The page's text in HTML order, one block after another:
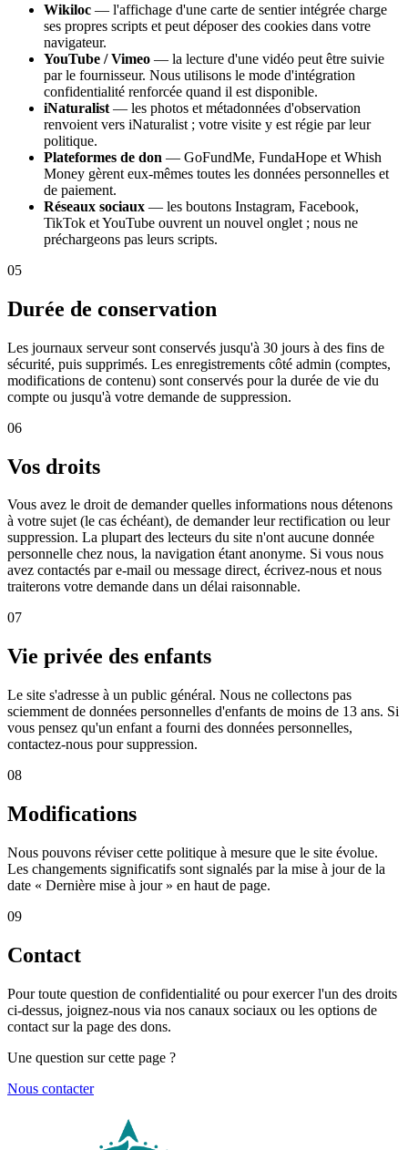
Wikiloc — l'affichage d'une carte de sentier intégrée charge
ses propres scripts et peut déposer des cookies dans votre
navigateur.
YouTube / Vimeo — la lecture d'une vidéo peut être suivie
par le fournisseur. Nous utilisons le mode d'intégration
confidentialité renforcée quand il est disponible.
iNaturalist — les photos et métadonnées d'observation
renvoient vers iNaturalist ; votre visite y est régie par leur
politique.
Plateformes de don — GoFundMe, FundaHope et Whish
Money gèrent eux-mêmes toutes les données personnelles et
de paiement.
Réseaux sociaux — les boutons Instagram, Facebook,
TikTok et YouTube ouvrent un nouvel onglet ; nous ne
préchargeons pas leurs scripts.
05
Durée de conservation
Les journaux serveur sont conservés jusqu'à 30 jours à des fins de
sécurité, puis supprimés. Les enregistrements côté admin (comptes,
modifications de contenu) sont conservés pour la durée de vie du
compte ou jusqu'à votre demande de suppression.
06
Vos droits
Vous avez le droit de demander quelles informations nous détenons
à votre sujet (le cas échéant), de demander leur rectification ou leur
suppression. La plupart des lecteurs du site n'ont aucune donnée
personnelle chez nous, la navigation étant anonyme. Si vous nous
avez contactés par e-mail ou message direct, écrivez-nous et nous
traiterons votre demande dans un délai raisonnable.
07
Vie privée des enfants
Le site s'adresse à un public général. Nous ne collectons pas
sciemment de données personnelles d'enfants de moins de 13 ans. Si
vous pensez qu'un enfant a fourni des données personnelles,
contactez-nous pour suppression.
08
Modifications
Nous pouvons réviser cette politique à mesure que le site évolue.
Les changements significatifs sont signalés par la mise à jour de la
date « Dernière mise à jour » en haut de page.
09
Contact
Pour toute question de confidentialité ou pour exercer l'un des droits
ci-dessus, joignez-nous via nos canaux sociaux ou les options de
contact sur la page des dons.
Une question sur cette page ?
Nous contacter